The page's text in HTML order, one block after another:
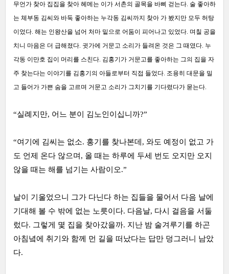
무언가 찾아 집집을 찾아 헤메는 이가 서촌의 골목을 바삐 걷는다. 술 좋아하
는 체부동 김씨와 바둑 좋아하는 누각동 김씨까지 찾아 가 봤지만 모두 허탕
이었다. 해는 인왕산을 넘어 처마 밑으로 어둠이 피어나고 있었다. 며칠 공을
치니 마음은 더 급해졌다. 귓가에 거문고 소리가 들려온 것은 그 때였다. 누
각동 이만호 집이 머리를 스친다. 김홍기가 거문고를 좋아하는 그의 집을 자
주 찾는다는 이야기를 김홍기의 아들로부터 직접 들었다. 조용히 대문을 밀
고 들어가 가쁜 숨을 고르며 거문고 소리가 그치기를 기다렸다가 묻는다.
“실례지만, 어느 분이 김노인이십니까?”
“여기에 김씨는 없소. 홍기를 찾나본데, 와도 예정이 없고 가
도 언제 온다 않으며, 올 때는 하루에 두세 번도 오지만 오지
않을 때는 해를 넘기는 사람이오.”
날이 기울었으니 그가 다닌다 하는 집들을 물어서 다음 날에
기대해 볼 수 밖에 없는 노릇이다. 다음날, 다시 걸음을 서둘
렀다. 그렇게 몇 집을 찾아갔을까. 지난 밤 술겨루기를 하곤
아침녘에 취기와 함께 먼 길을 떠났다는 답만 덩그러니 남았
다.